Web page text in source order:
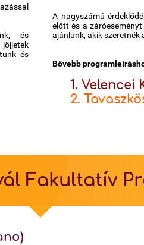
és
és
A nagyszámú
előtt és a
ajánlunk, akik szeretnék
Bővebb
1. Velencei
2.
Fakultatív